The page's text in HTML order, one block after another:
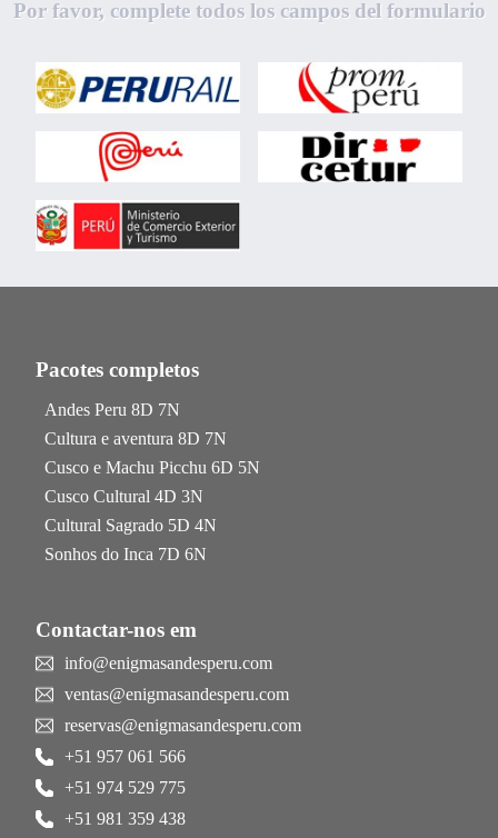
Por favor, complete todos los campos del formulario
Pacotes completos
Andes Peru 8D 7N
Cultura e aventura 8D 7N
Cusco e Machu Picchu 6D 5N
Cusco Cultural 4D 3N
Cultural Sagrado 5D 4N
Sonhos do Inca 7D 6N
Contactar-nos em
info@enigmasandesperu.com
ventas@enigmasandesperu.com
reservas@enigmasandesperu.com
+51 957 061 566
+51 974 529 775
+51 981 359 438